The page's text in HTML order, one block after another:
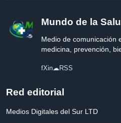
Mundo de la
Medio de comunicación
medicina, prevención,
fXin☁RSS
Red editorial
Medios Digitales del Sur LTD